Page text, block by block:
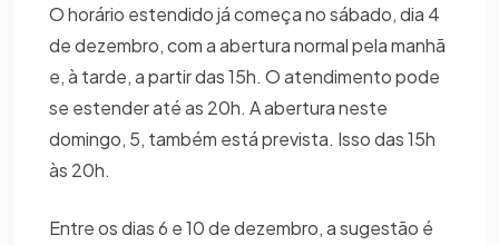
O horário estendido já começa no sábado, dia 4
de dezembro, com a abertura normal pela manhã
e, à tarde, a partir das 15h. O atendimento pode
se estender até as 20h. A abertura neste
domingo, 5, também está prevista. Isso das 15h
às 20h.
Entre os dias 6 e 10 de dezembro, a sugestão é